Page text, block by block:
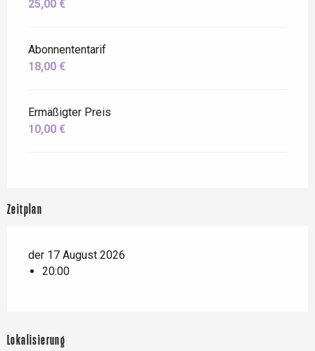
25,00 €
Abonnententarif
18,00 €
Ermäßigter Preis
10,00 €
Zeitplan
der 17 August 2026
20:00
Lokalisierung